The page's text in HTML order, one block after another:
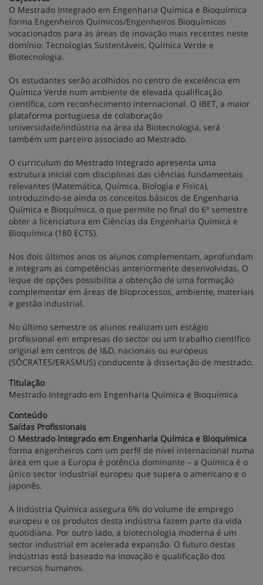
O Mestrado Integrado em Engenharia Química e Bioquímica
forma Engenheiros Químicos/Engenheiros Bioquímicos
vocacionados para as áreas de inovação mais recentes neste
domínio: Tecnologias Sustentáveis, Química Verde e
Biotecnologia.
Os estudantes serão acolhidos no centro de excelência em
Química Verde num ambiente de elevada qualificação
científica, com reconhecimento internacional. O IBET, a maior
plataforma portuguesa de colaboração
universidade/indústria na área da Biotecnologia, será
também um parceiro associado ao Mestrado.
O curriculum do Mestrado Integrado apresenta uma
estrutura inicial com disciplinas das ciências fundamentais
relevantes (Matemática, Química, Biologia e Física),
introduzindo-se ainda os conceitos básicos de Engenharia
Química e Bioquímica, o que permite no final do 6º semestre
obter a licenciatura em Ciências da Engenharia Química e
Bioquímica (180 ECTS).
Nos dois últimos anos os alunos complementam, aprofundam
e integram as competências anteriormente desenvolvidas. O
leque de opções possibilita a obtenção de uma formação
complementar em áreas de bioprocessos, ambiente, materiais
e gestão industrial.
No último semestre os alunos realizam um estágio
profissional em empresas do sector ou um trabalho científico
original em centros de I&D, nacionais ou europeus
(SÓCRATES/ERASMUS) conducente à dissertação de mestrado.
Titulação
Mestrado Integrado em Engenharia Química e Bioquímica
Conteúdo
Saídas Profissionais
O Mestrado Integrado em Engenharia Química e Bioquímica
forma engenheiros com um perfil de nível internacional numa
área em que a Europa é potência dominante – a Química é o
único sector industrial europeu que supera o americano e o
japonês.
A Indústria Química assegura 6% do volume de emprego
europeu e os produtos desta indústria fazem parte da vida
quotidiana. Por outro lado, a biotecnologia moderna é um
sector industrial em acelerada expansão. O futuro destas
indústrias está baseado na inovação e qualificação dos
recursos humanos.